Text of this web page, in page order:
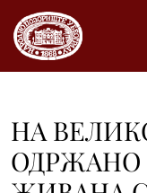
НА